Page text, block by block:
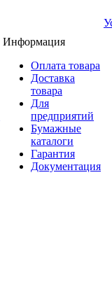
Информация
Оплата товара
Доставка
товара
Для
предприятий
Бумажные
каталоги
Гарантия
Документация